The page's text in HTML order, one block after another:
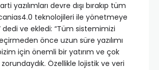
yazılımları devre dışı bırakıp tüm
teknolojileri ile yönetmeye
dedi ve ekledi: “Tüm sistemimizi
önce uzun süre yazılımı
için önemli bir yatırım ve çok
Özellikle lojistik ve veri